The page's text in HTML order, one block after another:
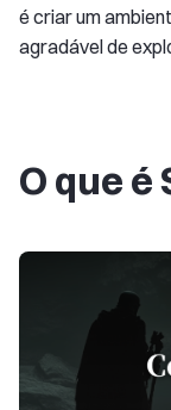
é criar um
agradável de
O que é